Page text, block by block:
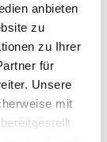
anbieten
zu
zu Ihrer
für
Unsere
mit